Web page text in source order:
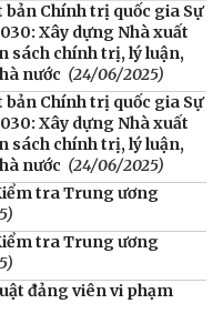
Chính trị quốc gia Sự
Xây dựng Nhà xuất
sách chính trị, lý luận,
nước (24/06/2025)
Chính trị quốc gia Sự
Xây dựng Nhà xuất
sách chính trị, lý luận,
nước (24/06/2025)
tra Trung ương
tra Trung ương
đảng viên vi phạm